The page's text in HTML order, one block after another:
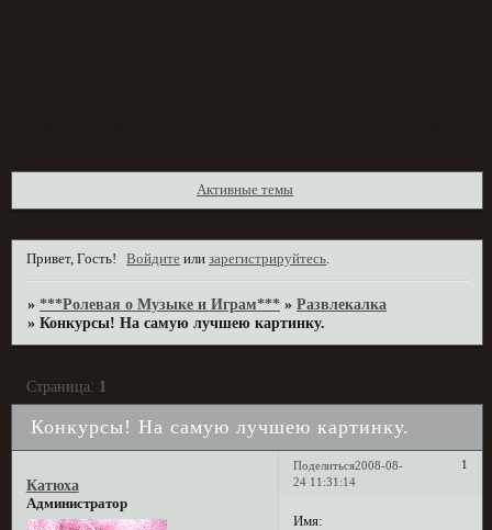
Активные темы
Привет, Гость! Войдите илизарегистрируйтесь.
»***Ролевая о Музыке и Играм*** »Развлекалка
»Конкурсы! На самую лучшею картинку.
Конкурсы! На самую лучшею картинку.
Страница: 1
Поделиться 1
2008-08-
24 11:31:14
Катюха
Администратор
Имя: